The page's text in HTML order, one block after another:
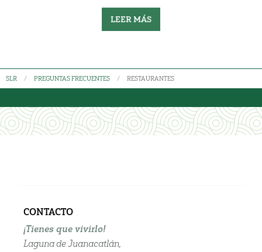
LEER MÁS
SLR PREGUNTAS FRECUENTES RESTAURANTES
CONTACTO
¡Tienes que vivirlo!
Laguna de Juanacatlán,